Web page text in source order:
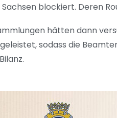
blockiert. Deren
hätten dann
sodass die